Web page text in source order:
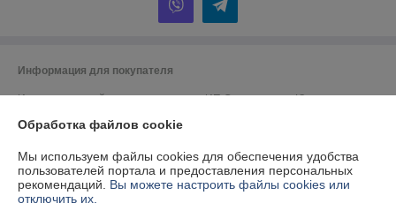
Информация для покупателя
Индивидуальный предприниматель:ИП Спиридонова Юлия
г. Минск, ул. Гая, дом 20, кв. 3
Регистрационный номер ЕГР: 190153422
УНП: 190153422
Обработка файлов cookie
Мы используем файлы cookies для обеспечения удобства
пользователей портала и предоставления персональных
рекомендаций. Вы можете настроить файлы cookies или
отключить их.